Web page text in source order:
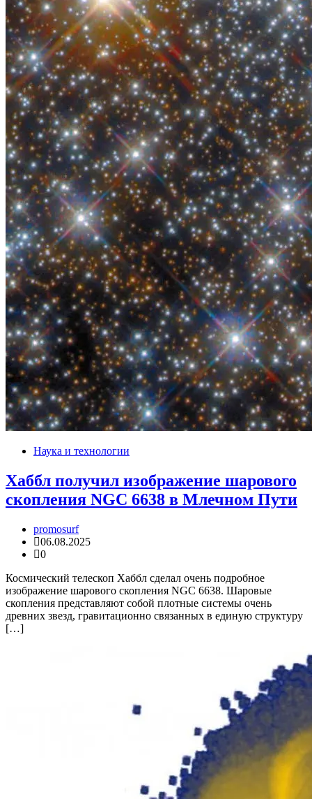
Наука и технологии
Хаббл получил изображение шарового
скопления NGC 6638 в Млечном Пути
promosurf
06.08.2025
0
Космический телескоп Хаббл сделал очень подробное
изображение шарового скопления NGC 6638. Шаровые
скопления представляют собой плотные системы очень
древних звезд, гравитационно связанных в единую структуру
[…]